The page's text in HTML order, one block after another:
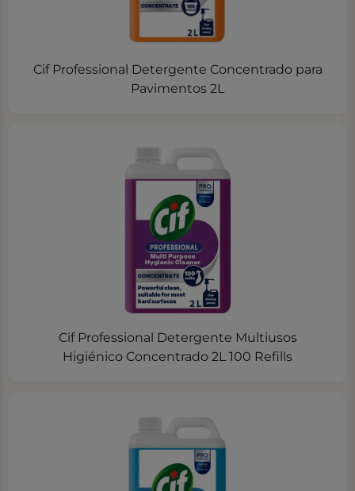
Cif Professional Detergente Concentrado para
Pavimentos 2L
Cif Professional Detergente Multiusos
Higiénico Concentrado 2L 100 Refills